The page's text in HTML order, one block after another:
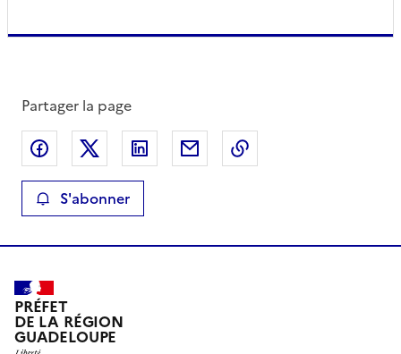
Partager la page
Partager sur Facebook
Partager sur XPartager sur LinkedIn
Partager par email
S'abonner
PRÉFET
DE LA RÉGION
GUADELOUPE